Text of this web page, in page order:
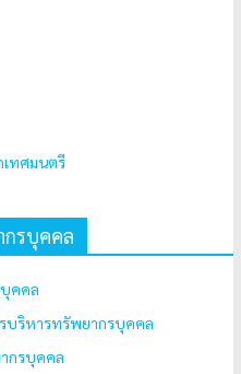
ทศมนตรี
รบุคคล
คคล
บริหารทรัพยากรบุคคล
กรบุคคล